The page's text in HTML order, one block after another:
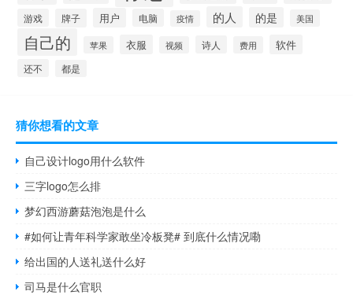
游戏 牌子 用户 电脑 疫情 的人 的是 美国
自己的 苹果 衣服 视频 诗人 费用 软件
还不 都是
猜你想看的文章
自己设计logo用什么软件
三字logo怎么排
梦幻西游蘑菇泡泡是什么
#如何让青年科学家敢坐冷板凳# 到底什么情况嘞
给出国的人送礼送什么好
司马是什么官职